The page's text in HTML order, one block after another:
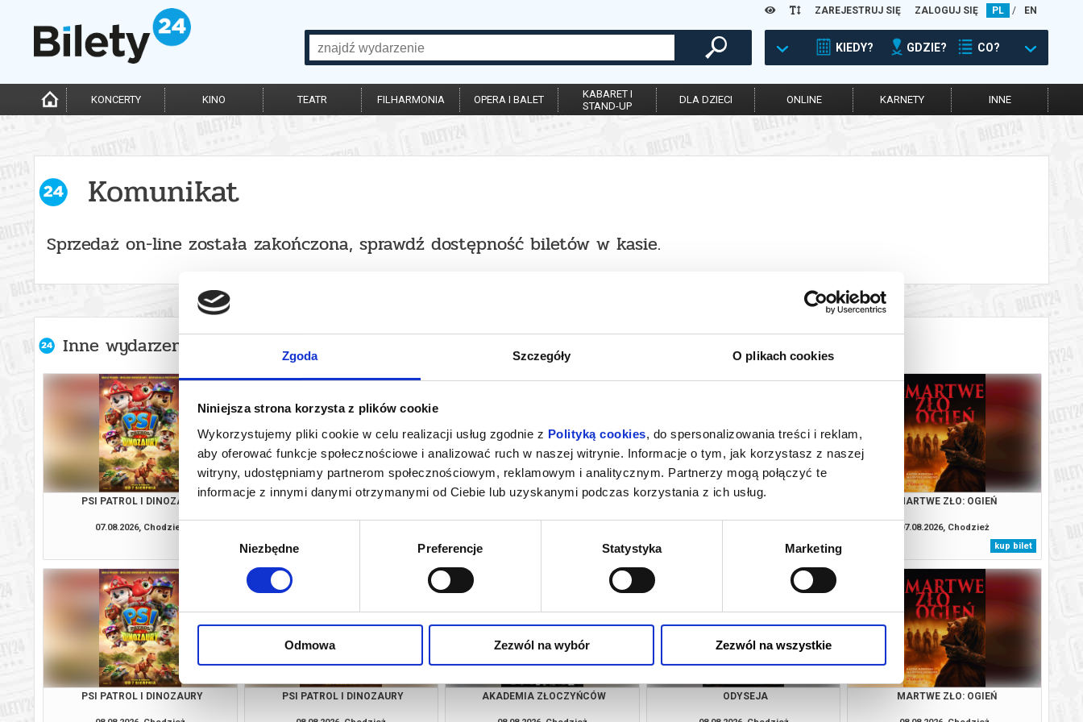
Zgoda Szczegóły O plikach cookies
Niniejsza strona korzysta z plików cookie
Wykorzystujemy pliki cookie w celu realizacji usług zgodnie z Polityką cookies, do spersonalizowania treści i reklam,
aby oferować funkcje społecznościowe i analizować ruch w naszej witrynie. Informacje o tym, jak korzystasz z naszej
witryny, udostępniamy partnerom społecznościowym, reklamowym i analitycznym. Partnerzy mogą połączyć te
informacje z innymi danymi otrzymanymi od Ciebie lub uzyskanymi podczas korzystania z ich usług.
Wybór
Niezbędne Preferencje Statystyka Marketing
Odmowa Zezwól na wybór Zezwól na wszystkie
ZAREJESTRUJ SIĘ ZALOGUJ SIĘ PL / EN
KIEDY? GDZIE? CO?
KONCERTY KINO TEATR FILHARMONIA OPERA I BALET
KABARET I
STAND-UP
DLA DZIECI ONLINE KARNETY INNE
Komunikat
Sprzedaż on-line została zakończona, sprawdź dostępność biletów w kasie.
Inne wydarzenia organizatora
PSI PATROL I DINOZAURY
07.08.2026, Chodzież
PSI PATROL I DINOZAURY
kup bilet
AKADEMIA ZŁOCZYŃCÓW
kup bilet
ODYSEJA
kup bilet
MARTWE ZŁO: OGIEŃ
07.08.2026, Chodzież
kup bilet
PSI PATROL I DINOZAURY PSI PATROL I DINOZAURY AKADEMIA ZŁOCZYŃCÓW ODYSEJA MARTWE ZŁO: OGIEŃ